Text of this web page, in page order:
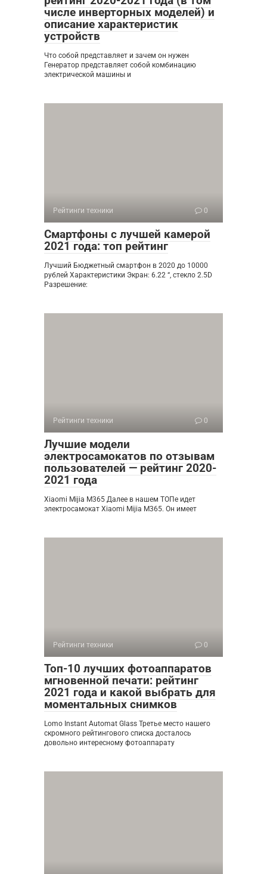
числе инверторных моделей) и
описание характеристик
устройств
Что собой представляет и зачем он нужен
Генератор представляет собой комбинацию
электрической машины и
Рейтинги техники 0
Смартфоны с лучшей камерой
2021 года: топ рейтинг
Лучший Бюджетный смартфон в 2020 до 10000
рублей Характеристики Экран: 6.22 “, стекло 2.5D
Разрешение:
Рейтинги техники 0
Лучшие модели
электросамокатов по отзывам
пользователей — рейтинг 2020-
2021 года
Xiaomi Mijia M365 Далее в нашем ТОПе идет
электросамокат Xiaomi Mijia M365. Он имеет
Рейтинги техники 0
Топ-10 лучших фотоаппаратов
мгновенной печати: рейтинг
2021 года и какой выбрать для
моментальных снимков
Lomo Instant Automat Glass Третье место нашего
скромного рейтингового списка досталось
довольно интересному фотоаппарату